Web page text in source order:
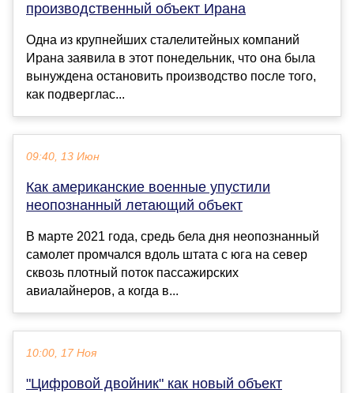
производственный объект Ирана
Одна из крупнейших сталелитейных компаний
Ирана заявила в этот понедельник, что она была
вынуждена остановить производство после того,
как подверглас...
09:40, 13 Июн
Как американские военные упустили
неопознанный летающий объект
В марте 2021 года, средь бела дня неопознанный
самолет промчался вдоль штата с юга на север
сквозь плотный поток пассажирских
авиалайнеров, а когда в...
10:00, 17 Ноя
"Цифровой двойник" как новый объект